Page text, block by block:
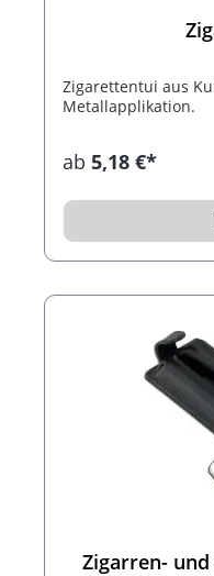
Zigarettentui aus
Metallapplikation.
ab 5,18 €*
Zigarren-